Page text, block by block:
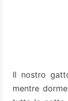
Il nostro
mentre